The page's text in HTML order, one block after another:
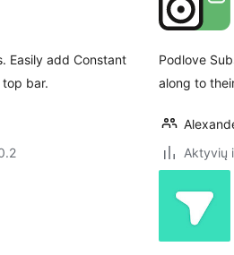
Easily add Constant
bar.
Podlove
along to
Aktyvių